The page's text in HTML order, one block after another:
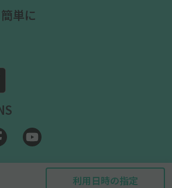
利用日時の指定
単に
Inc. All Rights Reserved.